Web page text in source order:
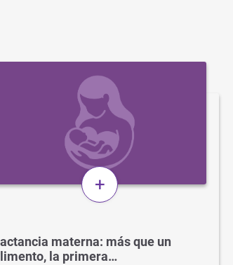
+
materna: más que un
la primera…